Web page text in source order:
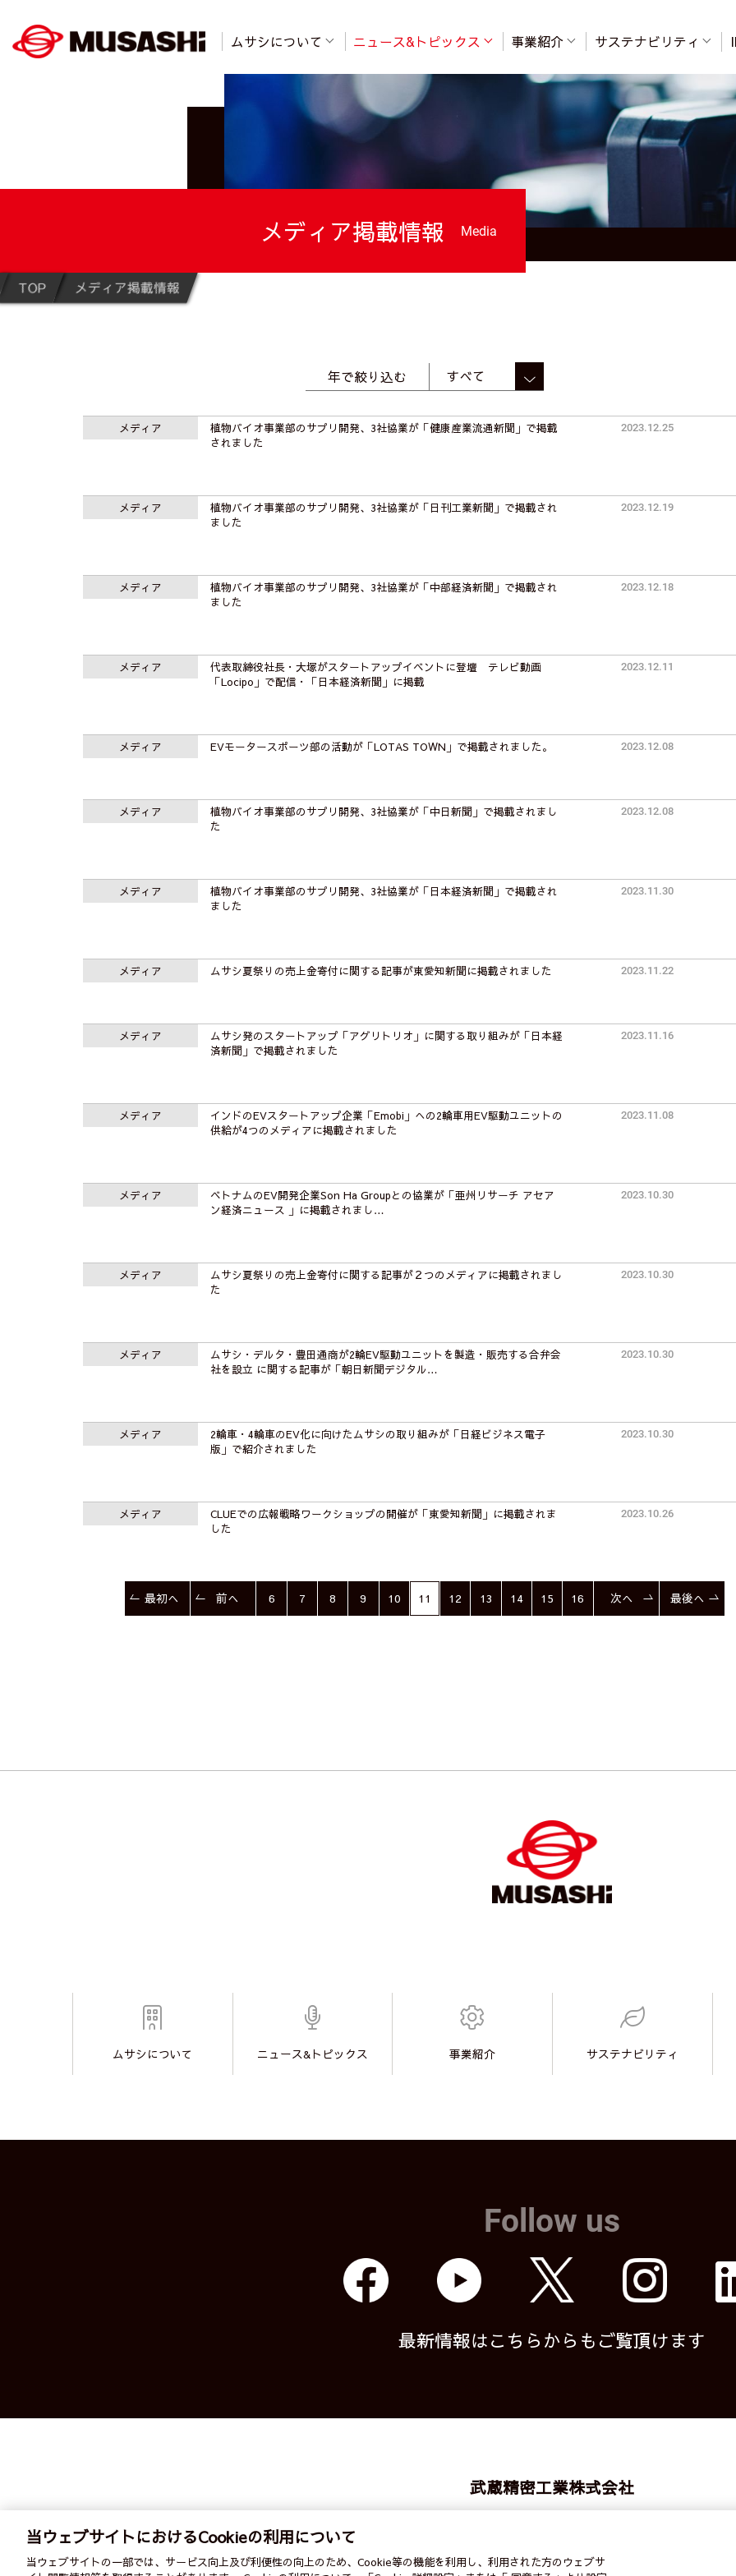
ムサシについて ニュース&トピックス 事業紹介 サステナビリティ
メディア掲載情報 Media
TOP メディア掲載情報
年で絞り込む
メディア
植物バイオ事業部のサプリ開発、3社協業が「健康産業流通新聞」で掲載
されました
2023.12.25
メディア
植物バイオ事業部のサプリ開発、3社協業が「日刊工業新聞」で掲載され
ました
2023.12.19
メディア
植物バイオ事業部のサプリ開発、3社協業が「中部経済新聞」で掲載され
ました
2023.12.18
メディア
代表取締役社長・大塚がスタートアップイベントに登壇 テレビ動画
「Locipo」で配信・「日本経済新聞」に掲載
2023.12.11
メディア EVモータースポーツ部の活動が「LOTAS TOWN」で掲載されました。 2023.12.08
メディア
植物バイオ事業部のサプリ開発、3社協業が「中日新聞」で掲載されまし
た
2023.12.08
メディア
植物バイオ事業部のサプリ開発、3社協業が「日本経済新聞」で掲載され
ました
2023.11.30
メディア ムサシ夏祭りの売上金寄付に関する記事が東愛知新聞に掲載されました 2023.11.22
メディア
ムサシ発のスタートアップ「アグリトリオ」に関する取り組みが「日本経
済新聞」で掲載されました
2023.11.16
メディア
インドのEVスタートアップ企業「Emobi」への2輪車用EV駆動ユニットの
供給が4つのメディアに掲載されました
2023.11.08
メディア
ベトナムのEV開発企業Son Ha Groupとの協業が「亜州リサーチ アセア
ン経済ニュース 」に掲載されまし…
2023.10.30
メディア
ムサシ夏祭りの売上金寄付に関する記事が２つのメディアに掲載されまし
た
2023.10.30
メディア
ムサシ・デルタ・豊田通商が2輪EV駆動ユニットを製造・販売する合弁会
社を設立 に関する記事が「朝日新聞デジタル…
2023.10.30
メディア
2輪車・4輪車のEV化に向けたムサシの取り組みが「日経ビジネス電子
版」で紹介されました
2023.10.30
メディア
CLUEでの広報戦略ワークショップの開催が「東愛知新聞」に掲載されま
した
2023.10.26
最初へ 前へ 6 7 8 9 10 11 12 13 14 15 16 次へ 最後へ
ムサシについて ニュース&トピックス 事業紹介 サステナビリティ
Follow us
最新情報はこちらからもご覧頂けます
武蔵精密工業株式会社
English ご利用案内
当ウェブサイトにおけるCookieの利用について
当ウェブサイトの一部では、サービス向上及び利便性の向上のため、Cookie等の機能を利用し、利用された方のウェブサ